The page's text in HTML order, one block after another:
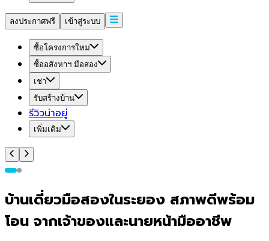
ลงประกาศฟรี เข้าสู่ระบบ
ซื้อโครงการใหม่
ซื้ออสังหาฯ มือสอง
เช่า
รับสร้างบ้าน
รีวิวน่าอยู่
เพิ่มเติม
บ้านเดี่ยวมือสองในระยอง สภาพดีพร้อม
โอน จากเจ้าของและนายหน้ามืออาชีพ